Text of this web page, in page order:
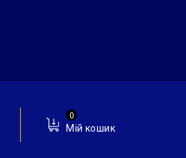
Мій кошик
0